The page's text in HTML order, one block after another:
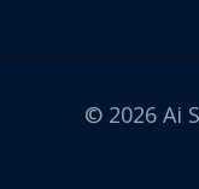
© 2026 Ai